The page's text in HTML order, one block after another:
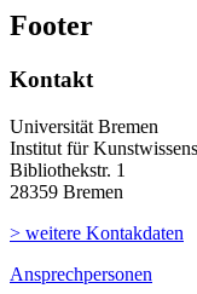
Footer
Kontakt
Universität Bremen
Institut für
Bibliothekstr. 1
28359 Bremen
> weitere Kontakdaten
Ansprechpersonen